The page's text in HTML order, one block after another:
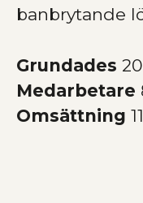
banbrytande
Grundades
Medarbetare
Omsättning